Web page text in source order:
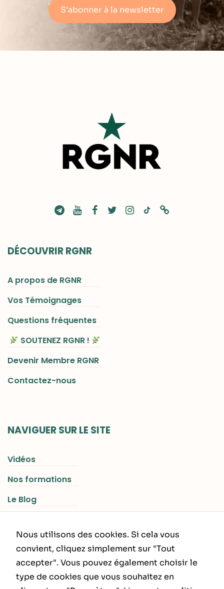
S'abonner à la newsletter
DÉCOUVRIR RGNR
A propos de RGNR
Vos Témoignages
Questions fréquentes
SOUTENEZ RGNR !
Devenir Membre RGNR
Contactez-nous
NAVIGUER SUR LE SITE
Vidéos
Nos formations
Le Blog
INFORMATIONS LÉGALES
Nous utilisons des cookies. Si cela vous
convient, cliquez simplement sur "Tout
accepter". Vous pouvez également choisir le
type de cookies que vous souhaitez en